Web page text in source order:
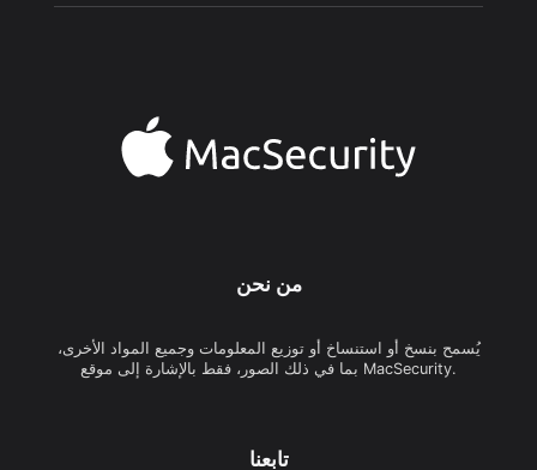
من نحن
يُسمح بنسخ أو استنساخ أو توزيع المعلومات وجميع المواد الأخرى،
بما في ذلك الصور، فقط بالإشارة إلى موقع MacSecurity.
تابعنا